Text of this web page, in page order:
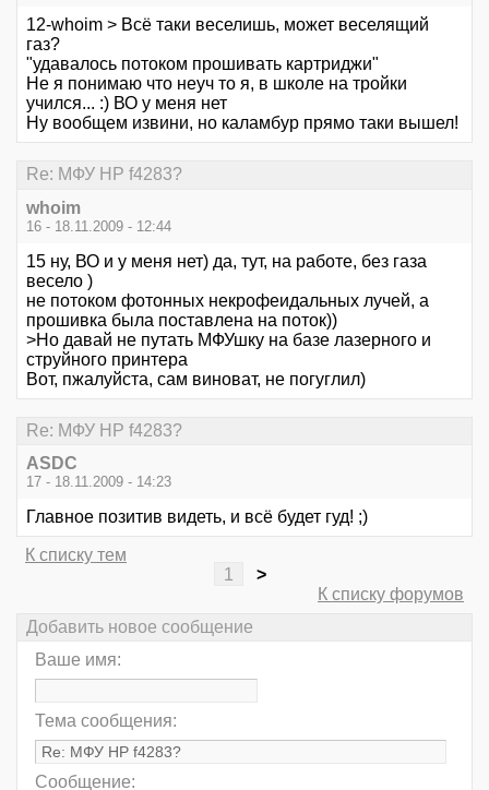
12-whoim > Всё таки веселишь, может веселящий
газ?
"удавалось потоком прошивать картриджи"
Не я понимаю что неуч то я, в школе на тройки
учился... :) ВО у меня нет
Ну вообщем извини, но каламбур прямо таки вышел!
Re: МФУ HP f4283?
whoim
16 - 18.11.2009 - 12:44
15 ну, ВО и у меня нет) да, тут, на работе, без газа
весело )
не потоком фотонных некрофеидальных лучей, а
прошивка была поставлена на поток))
>Но давай не путать МФУшку на базе лазерного и
струйного принтера
Вот, пжалуйста, сам виноват, не погуглил)
Re: МФУ HP f4283?
ASDC
17 - 18.11.2009 - 14:23
Главное позитив видеть, и всё будет гуд! ;)
К списку тем
1
>
К списку форумов
Добавить новое сообщение
Ваше имя:
Тема сообщения:
Сообщение: